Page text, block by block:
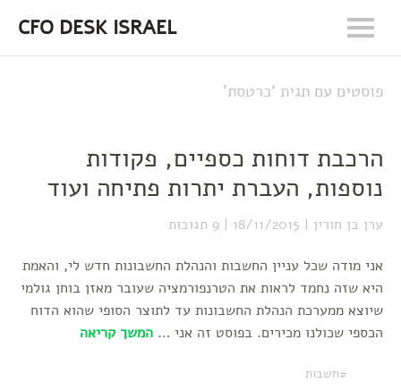
CFO DESK ISRAEL
פוסטים עם תגית ‘כרטסת’
הרכבת דוחות כספיים, פקודות
נוספות, העברת יתרות פתיחה ועוד
ערן בן חורין 18/11/2015 9 תגובות
אני מודה שכל עניין החשבות והנהלת החשבונות חדש לי, והאמת
היא שזה נחמד לראות את הטרנפורמציה שעובר מאזן בוחן גולמי
שיוצא ממערכת הנהלת החשבונות עד לתוצר הסופי שהוא הדוח
הכספי שכולנו מכירים. בפוסט זה אני … המשך קריאה
חשבות